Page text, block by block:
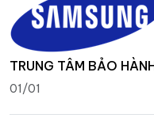
TRUNG TÂM BẢO
01/01